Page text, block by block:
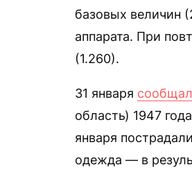
базовых величин
аппарата. При
(1.260).
31 января
область) 1947
января
одежда — в